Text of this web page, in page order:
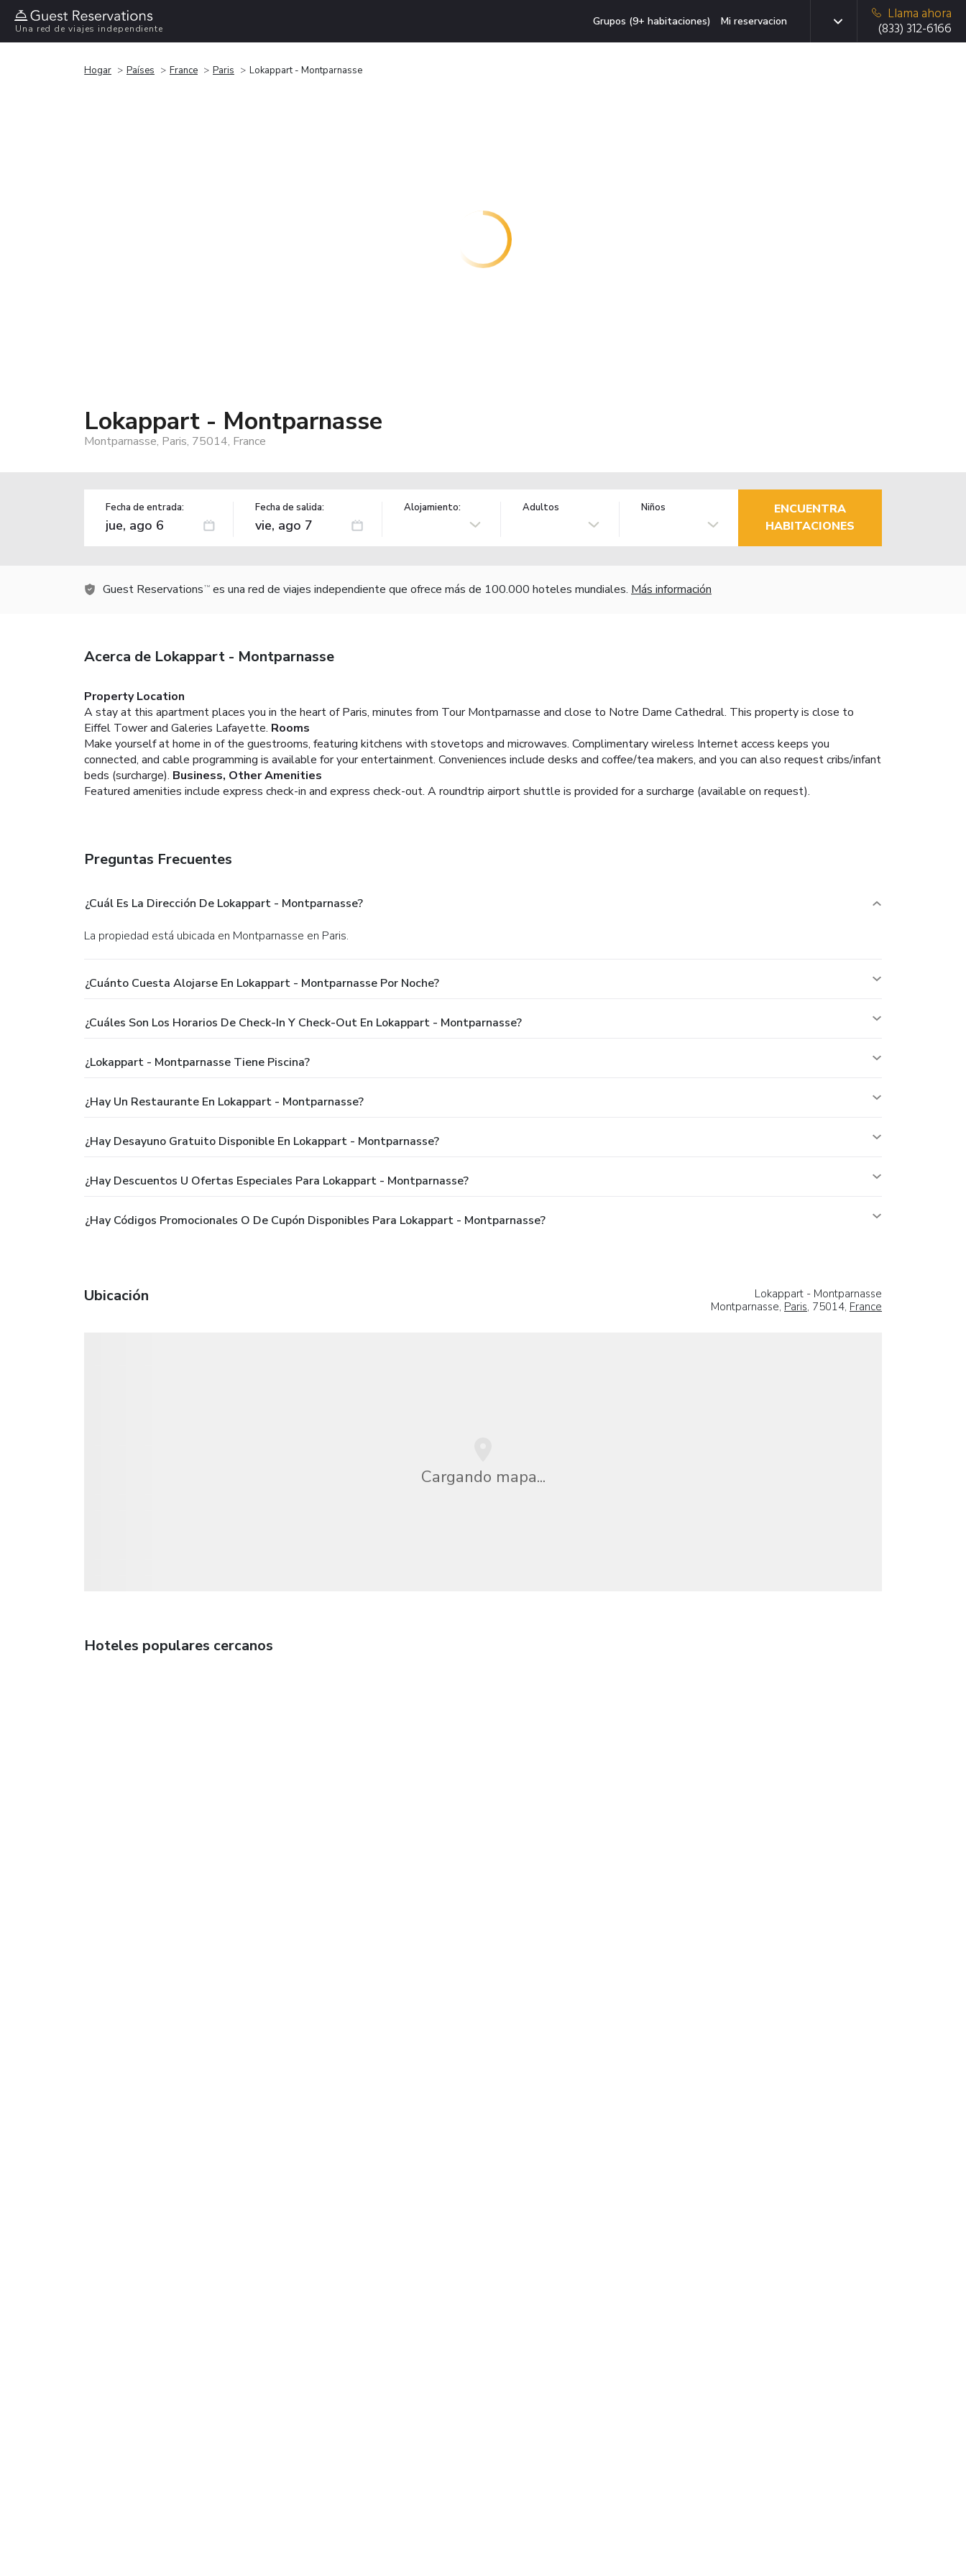
Una red de viajes independiente
Grupos (9+ habitaciones) Mi reservacion
Llama ahora
(833) 312-6166
Hogar Países France Paris Lokappart - Montparnasse
Lokappart - Montparnasse
Montparnasse, Paris, 75014, France
Fecha de entrada: Fecha de salida: Alojamiento: Adultos Niños
ENCUENTRA
HABITACIONES
Guest Reservations TM es una red de viajes independiente que ofrece más de 100.000 hoteles mundiales. Más información
Acerca de Lokappart - Montparnasse
Property Location
A stay at this apartment places you in the heart of Paris, minutes from Tour Montparnasse and close to Notre Dame Cathedral. This property is close to
Eiffel Tower and Galeries Lafayette. Rooms
Make yourself at home in of the guestrooms, featuring kitchens with stovetops and microwaves. Complimentary wireless Internet access keeps you
connected, and cable programming is available for your entertainment. Conveniences include desks and coffee/tea makers, and you can also request cribs/infant
beds (surcharge). Business, Other Amenities
Featured amenities include express check-in and express check-out. A roundtrip airport shuttle is provided for a surcharge (available on request).
Preguntas Frecuentes
¿Cuál Es La Dirección De Lokappart - Montparnasse?
La propiedad está ubicada en Montparnasse en Paris.
¿Cuánto Cuesta Alojarse En Lokappart - Montparnasse Por Noche?
¿Cuáles Son Los Horarios De Check-In Y Check-Out En Lokappart - Montparnasse?
¿Lokappart - Montparnasse Tiene Piscina?
¿Hay Un Restaurante En Lokappart - Montparnasse?
¿Hay Desayuno Gratuito Disponible En Lokappart - Montparnasse?
¿Hay Descuentos U Ofertas Especiales Para Lokappart - Montparnasse?
¿Hay Códigos Promocionales O De Cupón Disponibles Para Lokappart - Montparnasse?
Ubicación
Lokappart - Montparnasse
Montparnasse, Paris, 75014, France
Cargando mapa...
Hoteles populares cercanos